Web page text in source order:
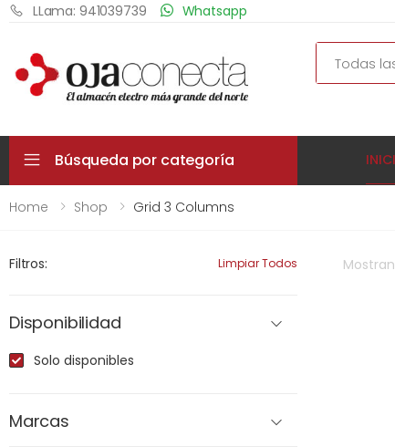
LLama: 941039739 Whatsapp
Search
Búsqueda por categoría
Home Shop Grid 3 Columns
Filtros: Limpiar Todos
Disponibilidad
Solo disponibles
Marcas